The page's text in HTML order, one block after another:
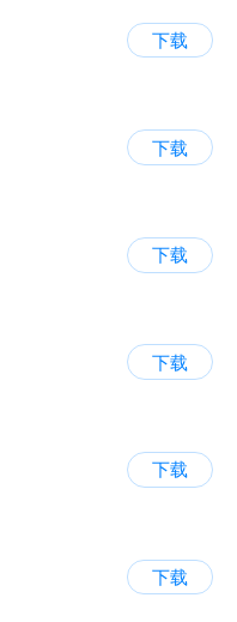
下载
下载
下载
下载
下载
下载